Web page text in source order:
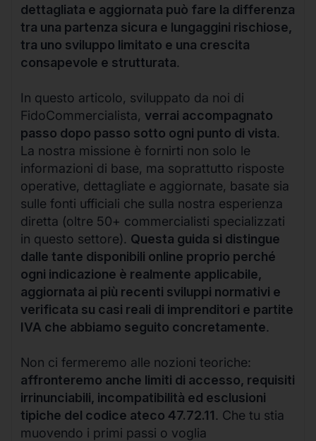
dettagliata e aggiornata può fare la differenza
tra una partenza sicura e lungaggini rischiose,
tra uno sviluppo limitato e una crescita
consapevole e strutturata.
In questo articolo, sviluppato da noi di
FidoCommercialista, verrai accompagnato
passo dopo passo sotto ogni punto di vista.
La nostra missione è fornirti non solo le
informazioni di base, ma soprattutto risposte
operative, dettagliate e aggiornate, basate sia
sulle fonti ufficiali che sulla nostra esperienza
diretta (oltre 50+ commercialisti specializzati
in questo settore). Questa guida si distingue
dalle tante disponibili online proprio perché
ogni indicazione è realmente applicabile,
aggiornata ai più recenti sviluppi normativi e
verificata su casi reali di imprenditori e partite
IVA che abbiamo seguito concretamente.
Non ci fermeremo alle nozioni teoriche:
affronteremo anche limiti di accesso, requisiti
irrinunciabili, incompatibilità ed esclusioni
tipiche del codice ateco 47.72.11. Che tu stia
muovendo i primi passi o voglia